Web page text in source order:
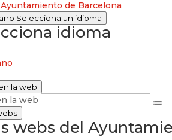
Selecciona un idioma
idioma
la web
la web
webs del